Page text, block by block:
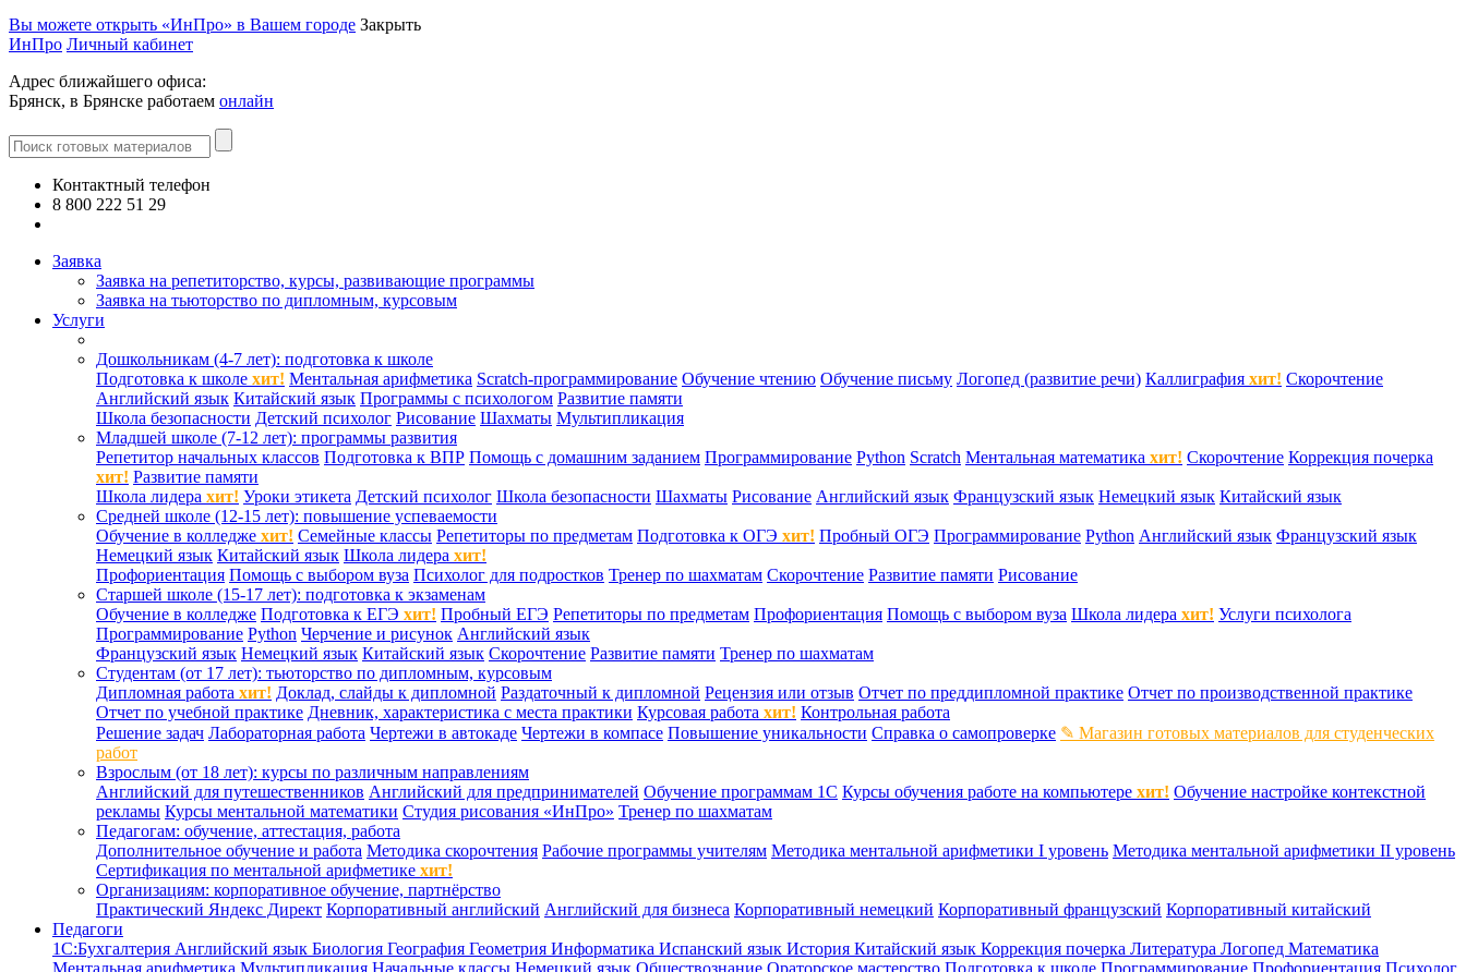
Вы можете открыть «ИнПро» в Вашем городе Закрыть
ИнПро Личный кабинет
Адрес ближайшего офиса:
Брянск, в Брянске работаем онлайн
Контактный телефон
8 800 222 51 29
Заявка
Заявка на репетиторство, курсы, развивающие программы
Заявка на тьюторство по дипломным, курсовым
Услуги
Дошкольникам (4-7 лет): подготовка к школе
Подготовка к школе хит! Ментальная арифметика Scratch-программирование Обучение чтению Обучение письму Логопед (развитие речи) Каллиграфия хит! Скорочтение
Английский язык Китайский язык Программы с психологом Развитие памяти
Школа безопасности Детский психолог Рисование Шахматы Мультипликация
Младшей школе (7-12 лет): программы развития
Репетитор начальных классов Подготовка к ВПР Помощь с домашним заданием Программирование Python Scratch Ментальная математика хит! Скорочтение Коррекция почерка
хит! Развитие памяти
Школа лидера хит! Уроки этикета Детский психолог Школа безопасности Шахматы Рисование Английский язык Французский язык Немецкий язык Китайский язык
Средней школе (12-15 лет): повышение успеваемости
Обучение в колледже хит! Семейные классы Репетиторы по предметам Подготовка к ОГЭ хит! Пробный ОГЭ Программирование Python Английский язык Французский язык
Немецкий язык Китайский язык Школа лидера хит!
Профориентация Помощь с выбором вуза Психолог для подростков Тренер по шахматам Скорочтение Развитие памяти Рисование
Старшей школе (15-17 лет): подготовка к экзаменам
Обучение в колледже Подготовка к ЕГЭ хит! Пробный ЕГЭ Репетиторы по предметам Профориентация Помощь с выбором вуза Школа лидера хит! Услуги психолога
Программирование Python Черчение и рисунок Английский язык
Французский язык Немецкий язык Китайский язык Скорочтение Развитие памяти Тренер по шахматам
Студентам (от 17 лет): тьюторство по дипломным, курсовым
Дипломная работа хит! Доклад, слайды к дипломной Раздаточный к дипломной Рецензия или отзыв Отчет по преддипломной практике Отчет по производственной практике
Отчет по учебной практике Дневник, характеристика с места практики Курсовая работа хит! Контрольная работа
Решение задач Лабораторная работа Чертежи в автокаде Чертежи в компасе Повышение уникальности Справка о самопроверке ✎ Магазин готовых материалов для студенческих
работ
Взрослым (от 18 лет): курсы по различным направлениям
Английский для путешественников Английский для предпринимателей Обучение программам 1С Курсы обучения работе на компьютере хит! Обучение настройке контекстной
рекламы Курсы ментальной математики Студия рисования «ИнПро» Тренер по шахматам
Педагогам: обучение, аттестация, работа
Дополнительное обучение и работа Методика скорочтения Рабочие программы учителям Методика ментальной арифметики I уровень Методика ментальной арифметики II уровень
Сертификация по ментальной арифметике хит!
Организациям: корпоративное обучение, партнёрство
Практический Яндекс Директ Корпоративный английский Английский для бизнеса Корпоративный немецкий Корпоративный французский Корпоративный китайский
Педагоги
1С:Бухгалтерия Английский язык Биология География Геометрия Информатика Испанский язык История Китайский язык Коррекция почерка Литература Логопед Математика
Ментальная арифметика Мультипликация Начальные классы Немецкий язык Обществознание Ораторское мастерство Подготовка к школе Программирование Профориентация Психолог